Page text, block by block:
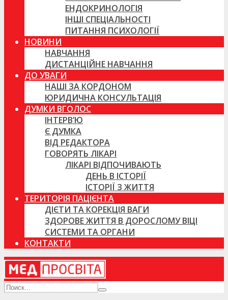
ЕНДОКРИНОЛОГІЯ
ІНШІ СПЕЦІАЛЬНОСТІ
ПИТАННЯ ПСИХОЛОГІЇ
НОВИНИ
НАВЧАННЯ
ДИСТАНЦІЙНЕ НАВЧАННЯ
ДО УВАГИ
НАШІ ЗА КОРДОНОМ
ЮРИДИЧНА КОНСУЛЬТАЦІЯ
ДУМКИ ВГОЛОС
ІНТЕРВ’Ю
Є ДУМКА
ВІД РЕДАКТОРА
ГОВОРЯТЬ ЛІКАРІ
ЛІКАРІ ВІДПОЧИВАЮТЬ
ДЕНЬ В ІСТОРІЇ
ІСТОРІЇ З ЖИТТЯ
ТЕРИТОРІЯ ПАЦІЄНТА
ДІЄТИ ТА КОРЕКЦІЯ ВАГИ
ЗДОРОВЕ ЖИТТЯ В ДОРОСЛОМУ ВІЦІ
СИСТЕМИ ТА ОРГАНИ
КОНТАКТИ